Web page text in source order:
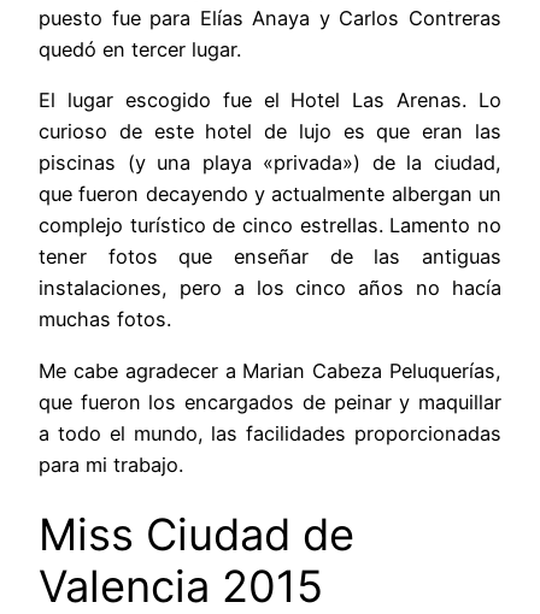
puesto fue para Elías Anaya y Carlos Contreras
quedó en tercer lugar.
El lugar escogido fue el Hotel Las Arenas. Lo
curioso de este hotel de lujo es que eran las
piscinas (y una playa «privada») de la ciudad,
que fueron decayendo y actualmente albergan un
complejo turístico de cinco estrellas. Lamento no
tener fotos que enseñar de las antiguas
instalaciones, pero a los cinco años no hacía
muchas fotos.
Me cabe agradecer a Marian Cabeza Peluquerías,
que fueron los encargados de peinar y maquillar
a todo el mundo, las facilidades proporcionadas
para mi trabajo.
Miss Ciudad de
Valencia 2015